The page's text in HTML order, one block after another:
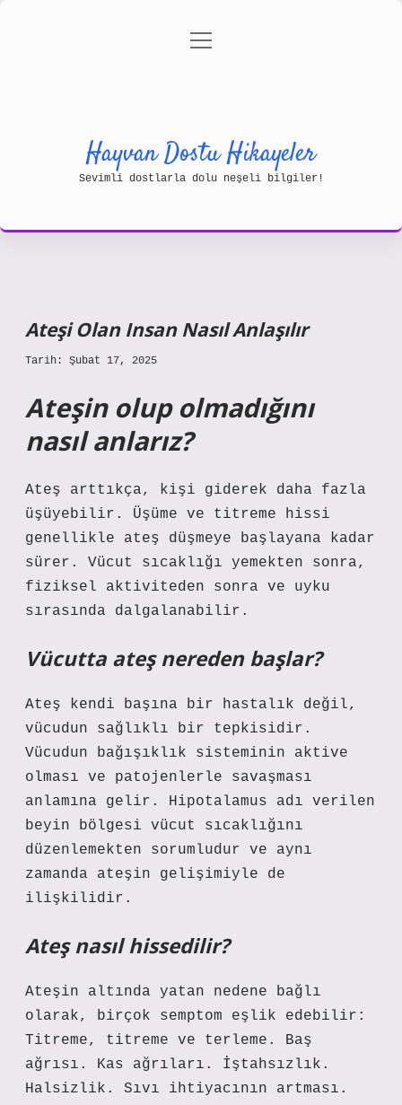
Gizlilik Politikası
menüyü
Hayvan Dostu Hikayeler
Sevimli dostlarla dolu neşeli bilgiler!
Ateşi Olan Insan Nasıl Anlaşılır
Tarih: Şubat 17, 2025
Ateşin olup olmadığını
nasıl anlarız?
Ateş arttıkça, kişi giderek daha fazla
üşüyebilir. Üşüme ve titreme hissi
genellikle ateş düşmeye başlayana kadar
sürer. Vücut sıcaklığı yemekten sonra,
fiziksel aktiviteden sonra ve uyku
sırasında dalgalanabilir.
Vücutta ateş nereden başlar?
Ateş kendi başına bir hastalık değil,
vücudun sağlıklı bir tepkisidir.
Vücudun bağışıklık sisteminin aktive
olması ve patojenlerle savaşması
anlamına gelir. Hipotalamus adı verilen
beyin bölgesi vücut sıcaklığını
düzenlemekten sorumludur ve aynı
zamanda ateşin gelişimiyle de
ilişkilidir.
Ateş nasıl hissedilir?
Ateşin altında yatan nedene bağlı
olarak, birçok semptom eşlik edebilir:
Titreme, titreme ve terleme. Baş
ağrısı. Kas ağrıları. İştahsızlık.
Halsizlik. Sıvı ihtiyacının artması.